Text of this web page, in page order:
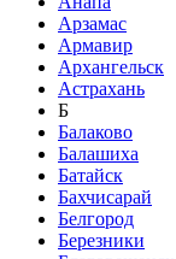
Арзамас
Армавир
Архангельск
Астрахань
Б
Балаково
Балашиха
Батайск
Бахчисарай
Белгород
Березники